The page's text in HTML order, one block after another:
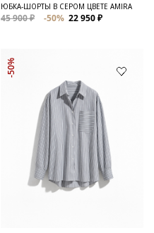
ЮБКА-ШОРТЫ В СЕРОМ ЦВЕТЕ AMIRA
45 900 ₽ -50% 22 950 ₽
-50%